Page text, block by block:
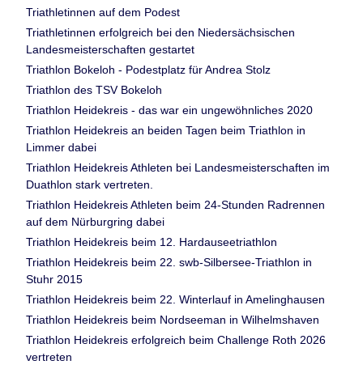
Triathletinnen auf dem Podest
Triathletinnen erfolgreich bei den Niedersächsischen
Landesmeisterschaften gestartet
Triathlon Bokeloh - Podestplatz für Andrea Stolz
Triathlon des TSV Bokeloh
Triathlon Heidekreis - das war ein ungewöhnliches 2020
Triathlon Heidekreis an beiden Tagen beim Triathlon in
Limmer dabei
Triathlon Heidekreis Athleten bei Landesmeisterschaften im
Duathlon stark vertreten.
Triathlon Heidekreis Athleten beim 24-Stunden Radrennen
auf dem Nürburgring dabei
Triathlon Heidekreis beim 12. Hardauseetriathlon
Triathlon Heidekreis beim 22. swb-Silbersee-Triathlon in
Stuhr 2015
Triathlon Heidekreis beim 22. Winterlauf in Amelinghausen
Triathlon Heidekreis beim Nordseeman in Wilhelmshaven
Triathlon Heidekreis erfolgreich beim Challenge Roth 2026
vertreten